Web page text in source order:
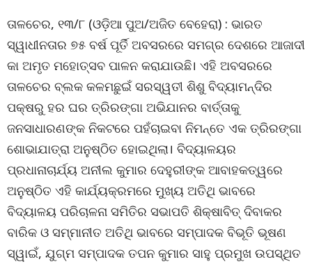
ତାଳଚେର, ୧୩/୮ (ଓଡ଼ିଆ ପୁଅ/ଅଜିତ ବେହେରା) : ଭାରତ
ସ୍ୱାଧୀନତାର ୭୫ ବର୍ଷ ପୂର୍ତି ଅବସରରେ ସମଗ୍ର ଦେଶରେ ଆଜାଦୀ
କା ଅମୃତ ମହୋତ୍ସବ ପାଳନ କରାଯାଉଛି। ଏହି ଅବସରରେ
ତାଳଚେର ବ୍ଲକ କଳମଛୁଇଁ ସରସ୍ୱତୀ ଶିଶୁ ବିଦ୍ୟାମନ୍ଦିର
ପକ୍ଷରୁ ହର ଘର ତ୍ରିରଙ୍ଗା ଅଭିଯାନର ବାର୍ତ୍ତାକୁ
ଜନସାଧାରଣଙ୍କ ନିକଟରେ ପହଁଚାଇବା ନିମନ୍ତେ ଏକ ତ୍ରିରଙ୍ଗା
ଶୋଭାଯାତ୍ରା ଅନୁଷ୍ଠିତ ହୋଇଥିଲା। ବିଦ୍ୟାଳୟର
ପ୍ରଧାନାଚାର୍ଯ୍ୟ ଅନୀଲ କୁମାର ଦେହୁରୀଙ୍କ ଆବାହକତ୍ୱରେ
ଅନୁଷ୍ଠିତ ଏହି କାର୍ଯ୍ୟକ୍ରମରେ ମୁଖ୍ୟ ଅତିଥି ଭାବରେ
ବିଦ୍ୟାଳୟ ପରିଚାଳନା ସମିତିର ସଭାପତି ଶିକ୍ଷାବିତ୍ ଦିବାକର
ବାରିକ ଓ ସମ୍ମାନୀତ ଅତିଥି ଭାବରେ ସମ୍ପାଦକ ବିଭୂତି ଭୂଷଣ
ସ୍ୱାଇଁ, ଯୁଗ୍ମ ସମ୍ପାଦକ ତପନ କୁମାର ସାହୁ ପ୍ରମୁଖ ଉପସ୍ଥିତ